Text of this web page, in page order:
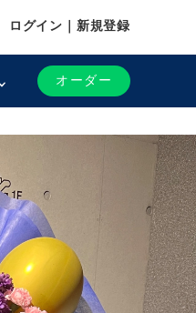
ログイン｜新規登録
オーダー